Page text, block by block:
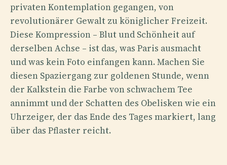
privaten Kontemplation gegangen, von
revolutionärer Gewalt zu königlicher Freizeit.
Diese Kompression – Blut und Schönheit auf
derselben Achse – ist das, was Paris ausmacht
und was kein Foto einfangen kann. Machen Sie
diesen Spaziergang zur goldenen Stunde, wenn
der Kalkstein die Farbe von schwachem Tee
annimmt und der Schatten des Obelisken wie ein
Uhrzeiger, der das Ende des Tages markiert, lang
über das Pflaster reicht.